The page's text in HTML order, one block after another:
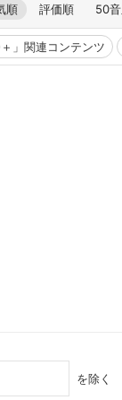
順 評価順 50
」関連コンテンツ
を除く